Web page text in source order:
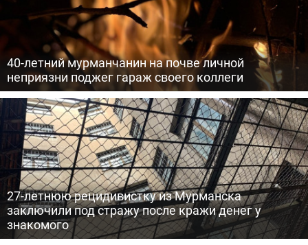
40-летний мурманчанин на почве личной
неприязни поджег гараж своего коллеги
27-летнюю рецидивистку из Мурманска
заключили под стражу после кражи денег у
знакомого